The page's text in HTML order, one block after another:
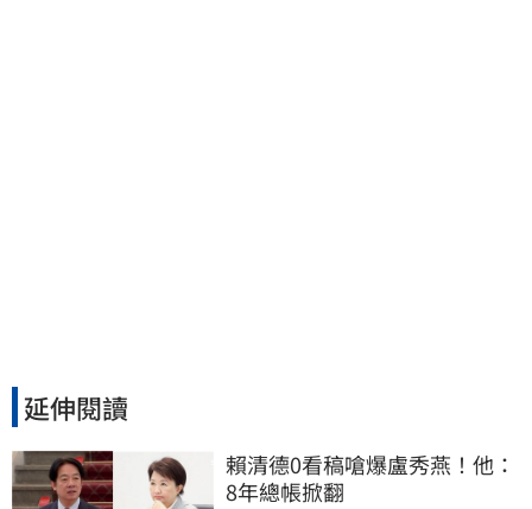
延伸閱讀
賴清德0看稿嗆爆盧秀燕！他：
8年總帳掀翻